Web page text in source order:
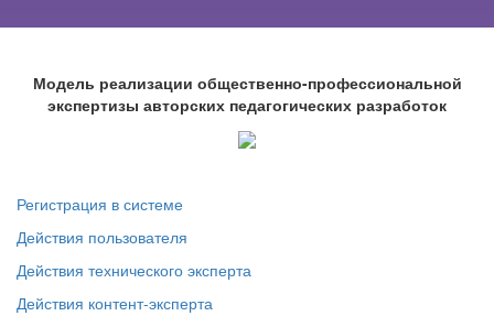
Модель реализации общественно-профессиональной
экспертизы авторских педагогических разработок
Регистрация в системе
Действия пользователя
Действия технического эксперта
Действия контент-эксперта